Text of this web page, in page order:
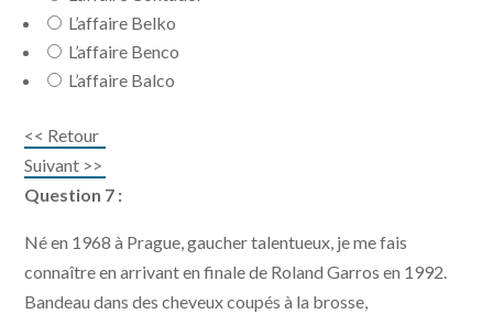
L’affaire Belko
L’affaire Benco
L’affaire Balco
<< Retour
Suivant >>
Question 7 :
Né en 1968 à Prague, gaucher talentueux, je me fais
connaître en arrivant en finale de Roland Garros en 1992.
Bandeau dans des cheveux coupés à la brosse,